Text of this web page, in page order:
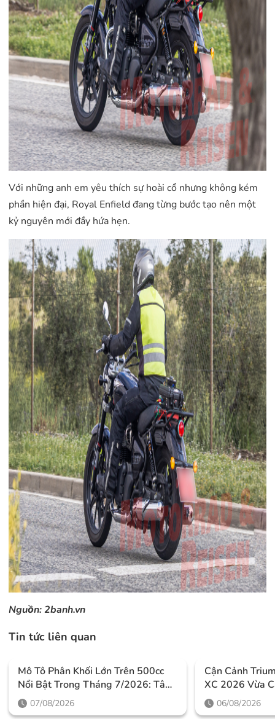
Với những anh em yêu thích sự hoài cổ nhưng không kém
phần hiện đại, Royal Enfield đang từng bước tạo nên một
kỷ nguyên mới đầy hứa hẹn.
Nguồn:2banh.vn
Tin tức liên quan
Mô Tô Phân Khối Lớn Trên 500cc
Nổi Bật Trong Tháng 7/2026: Tâm
Điểm Là Công Nghệ, Phiên Bản
Giới Hạn Và Những Cấu Hình
07/08/2026
Cận Cảnh
XC 2026 Vừa
Thiết Kế Đậm
Mức Giá Dễ
06/08/2026